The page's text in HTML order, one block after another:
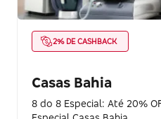
2% DE CASHBACK
Casas Bahia
8 do 8 Especial: Até 20%